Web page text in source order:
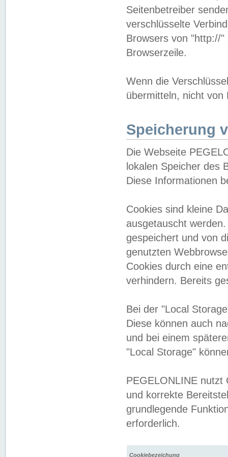
Seitenbetreiber
verschlüsselte
Browsers von "http://
Browserzeile.
Wenn die
übermitteln, nicht von
Speicherung
Die Webseite
lokalen Speicher des
Diese Informationen
Cookies sind kleine
ausgetauscht
gespeichert und von
genutzten
Cookies durch eine
verhindern. Bereits
Bei der "Local
Diese können auch
und bei einem
"Local Storage"
PEGELONLINE nutzt
und korrekte
grundlegende
erforderlich.
Cookiebezeichung